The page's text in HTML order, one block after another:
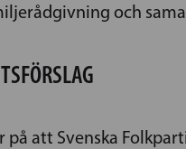
och
på att Svenska